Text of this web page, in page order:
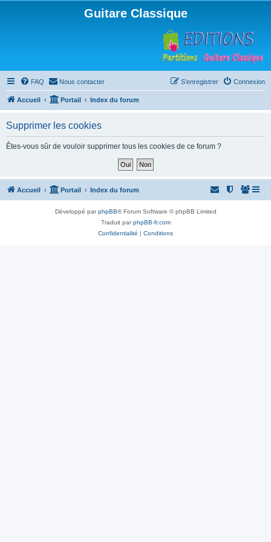
Guitare Classique
FAQ Nous contacter Connexion
S’enregistrer
Accueil Portail Index du forum
Supprimer les cookies
Êtes-vous sûr de vouloir supprimer tous les cookies de ce forum ?
Accueil Portail Index du forum
Développé parphpBB® Forum Software © phpBB Limited
Traduit parphpBB-fr.com
Confidentialité | Conditions